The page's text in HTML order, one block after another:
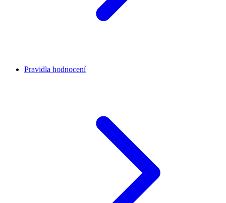
Pravidla hodnocení